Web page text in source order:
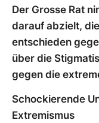
Der Grosse Rat
darauf abzielt,
entschieden
über die
gegen die
Schockierende
Extremismus